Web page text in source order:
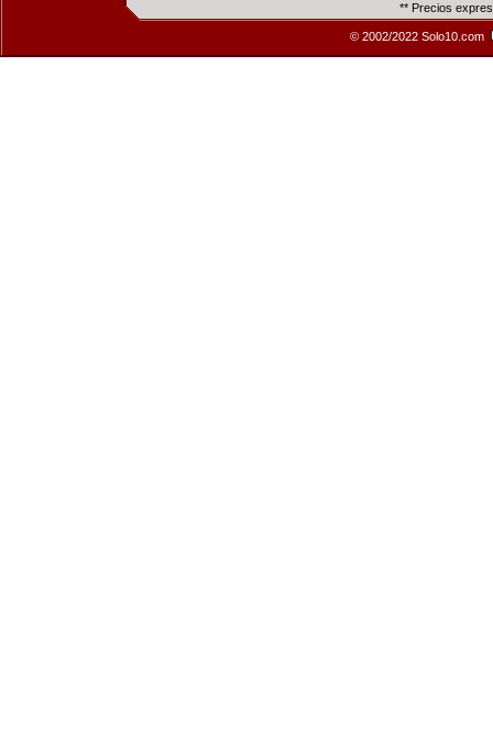
** Precios
© 2002/2022 Solo10.com